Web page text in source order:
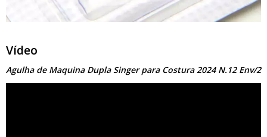
Vídeo
Agulha de Maquina Dupla Singer para Costura 2024 N.12 Env/2